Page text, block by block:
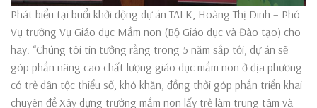
Phát biểu tại buổi khởi động dự án TALK, Hoàng Thị Dinh – Phó
Vụ trưởng Vụ Giáo dục Mầm non (Bộ Giáo dục và Đào tạo) cho
hay: “Chúng tôi tin tưởng rằng trong 5 năm sắp tới, dự án sẽ
góp phần nâng cao chất lượng giáo dục mầm non ở địa phương
có trẻ dân tộc thiểu số, khó khăn, đồng thời góp phần triển khai
chuyên đề Xây dựng trường mầm non lấy trẻ làm trung tâm và